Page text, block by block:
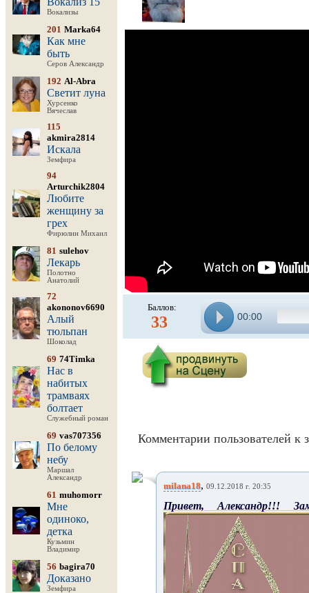
Вокализы
201 Marka64
Как мне
быть
Серов Александр
192 Al-Abra
Светит луна
Хурсенко
Вячеслав
115
akmira2814
Искала
Земфира
94
Arturchik2804
Любите
женщину за
грех
Фирюлин Михаил
81 sulehov
Лекарь
Полотно
Анатолий
72
akononov6690
Алый
тюльпан
Шоколад
69 74Timka
Нас в
набитых
трамваях
болтает
Служебный роман
69 vas707356
По белому
небу
Маршал
Александр
61 muhomorr
Мне
одиноко,
детка
Кузьмин
Владимир
56 bagira70
Доказано
Земфира
Баллов:
33 00:00
Комментарии пользователей к
milana18, 09.12.2018 г. 20:35
Привет, Александр!!!